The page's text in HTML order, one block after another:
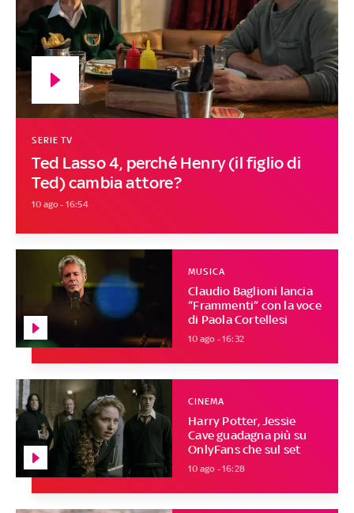
Ted Lasso 4, perché Henry (il figlio di
Ted) cambia attore?
SERIE TV
10 ago - 16:54
Claudio Baglioni lancia
“Frammenti” con la voce
di Paola Cortellesi
MUSICA
10 ago - 16:32
Harry Potter, Jessie
Cave guadagna più su
OnlyFans che sul set
CINEMA
10 ago - 16:28